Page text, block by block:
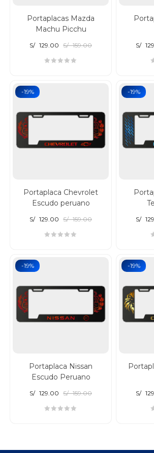
Portaplacas Mazda
Machu Picchu
S/ 159.00
S/ 129.00 S/
Portaplaca Chevrolet
Escudo peruano
S/ 159.00
S/ 129.00
-19%
S/
-19%
Portaplaca Nissan
Escudo Peruano
S/ 159.00
S/ 129.00
-19%
S/
-19%